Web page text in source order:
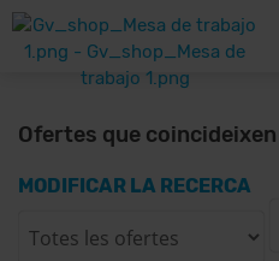
Ofertes que
MODIFICAR LA RECERCA